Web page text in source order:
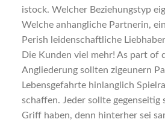
istock. Welcher Beziehungstyp
Welche anhangliche Partnerin,
Perish leidenschaftliche
Die Kunden viel mehr! As part of
Angliederung sollten zigeunern
Lebensgefahrte hinlanglich
schaffen. Jeder sollte
Griff haben, denn hinterher sei